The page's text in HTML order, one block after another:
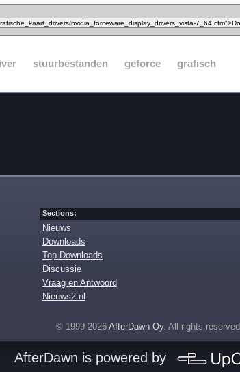
stuurbestanden geforce grafisch
Sections:
Nieuws
Downloads
Top Downloads
Discussie
Vraag en Antwoord
Nieuws2.nl
© 1999-2026 AfterDawn Oy. All rights reserved
AfterDawn is powered by